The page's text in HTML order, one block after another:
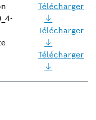
Télécharger
Télécharger
Télécharger